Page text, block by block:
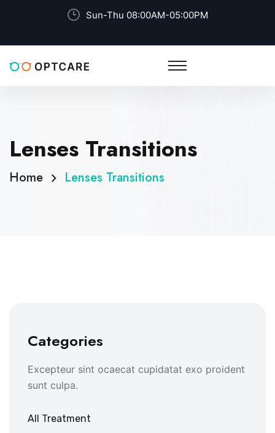
Sun-Thu 08:00AM-05:00PM
Lenses Transitions
Home Lenses Transitions
Categories
Excepteur sint ocaecat cupidatat exo proident
sunt culpa.
All Treatment